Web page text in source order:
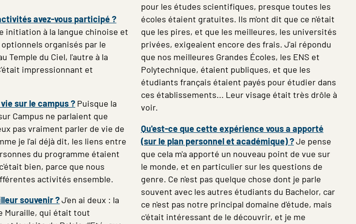
avez-vous participé ?
initiation à la langue chinoise et
organisés par le
Temple du Ciel, l'autre à la
impressionnant et
sur le campus ? Puisque la
Campus ne parlaient que
pas vraiment parler de vie de
je l'ai déjà dit, les liens entre
du programme étaient
bien, parce que nous
activités ensemble.
souvenir ?J'en ai deux : la
Muraille, qui était tout
pour les études scientifiques, presque toutes les
écoles étaient gratuites. Ils m'ont dit que ce n'était
que les pires, et que les meilleures, les universités
privées, exigeaient encore des frais. J'ai répondu
que nos meilleures Grandes Écoles, les ENS et
Polytechnique, étaient publiques, et que les
étudiants français étaient payés pour étudier dans
ces établissements... Leur visage était très drôle à
voir.
Qu'est-ce que cette expérience vous a apporté
(sur le plan personnel et académique) ?Je pense
que cela m'a apporté un nouveau point de vue sur
le monde, et en particulier sur les questions de
genre. Ce n'est pas quelque chose dont je parle
souvent avec les autres étudiants du Bachelor, car
ce n'est pas notre principal domaine d'étude, mais
c'était intéressant de le découvrir, et je me